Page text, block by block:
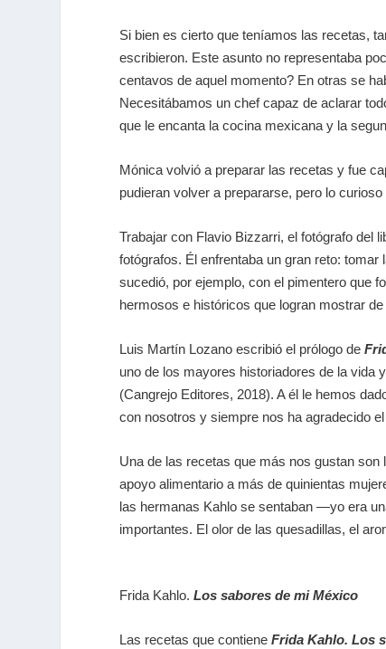
Si bien es cierto que teníamos las recetas,
escribieron. Este asunto no representaba
centavos de aquel momento? En otras se
Necesitábamos un chef capaz de aclarar
que le encanta la cocina mexicana y la
Mónica volvió a preparar las recetas y fue
pudieran volver a prepararse, pero lo
Trabajar con Flavio Bizzarri, el fotógrafo del
fotógrafos. Él enfrentaba un gran reto:
sucedió, por ejemplo, con el pimentero que
hermosos e históricos que logran mostrar
Luis Martín Lozano escribió el prólogo de
uno de los mayores historiadores de la vida
(Cangrejo Editores, 2018). A él le hemos
con nosotros y siempre nos ha agradecido
Una de las recetas que más nos gustan
apoyo alimentario a más de quinientas
las hermanas Kahlo se sentaban —yo era
importantes. El olor de las quesadillas, el
Frida Kahlo. Los sabores de mi México
Las recetas que contiene Frida Kahlo. Los